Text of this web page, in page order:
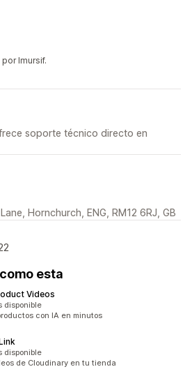
Imursif.
soporte técnico directo en
Hornchurch, ENG, RM12 6RJ, GB
esta
Videos
disponible
con IA en minutos
disponible
de Cloudinary en tu tienda